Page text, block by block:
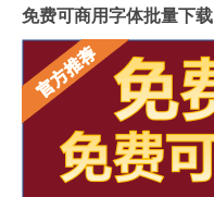
免费可商用字体批量下载